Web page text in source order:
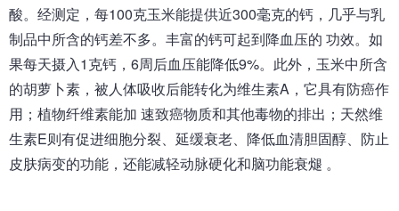
酸。经测定，每100克玉米能提供近300毫克的钙，几乎与乳
制品中所含的钙差不多。丰富的钙可起到降血压的 功效。如
果每天摄入1克钙，6周后血压能降低9%。此外，玉米中所含
的胡萝卜素，被人体吸收后能转化为维生素A，它具有防癌作
用；植物纤维素能加 速致癌物质和其他毒物的排出；天然维
生素E则有促进细胞分裂、延缓衰老、降低血清胆固醇、防止
皮肤病变的功能，还能减轻动脉硬化和脑功能衰煺 。